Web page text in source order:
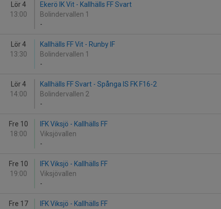
Lör 4
13:00
Ekerö IK Vit - Kallhälls FF Svart
Bolindervallen 1
-
Lör 4
13:30
Kallhälls FF Vit - Runby IF
Bolindervallen 1
-
Lör 4
14:00
Kallhälls FF Svart - Spånga IS FK F16-2
Bolindervallen 2
-
Fre 10
18:00
IFK Viksjö - Kallhälls FF
Viksjövallen
-
Fre 10
19:00
IFK Viksjö - Kallhälls FF
Viksjövallen
-
Fre 17
IFK Viksjö - Kallhälls FF